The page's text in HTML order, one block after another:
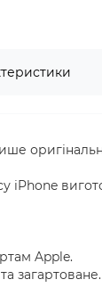
iPhone
Apple.
загартоване.